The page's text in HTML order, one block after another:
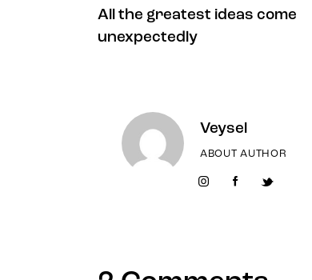
All the greatest ideas come
unexpectedly
Veysel
ABOUT AUTHOR